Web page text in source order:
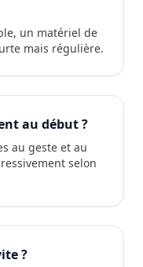
un matériel de
mais régulière.
au début ?
au geste et au
selon
?